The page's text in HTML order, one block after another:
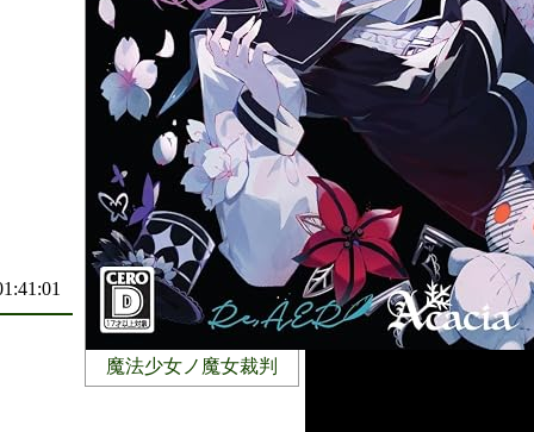
魔法少女ノ魔女裁判